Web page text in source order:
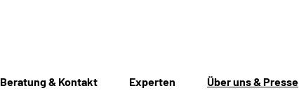
Beratung & Kontakt Experten Über uns & Presse